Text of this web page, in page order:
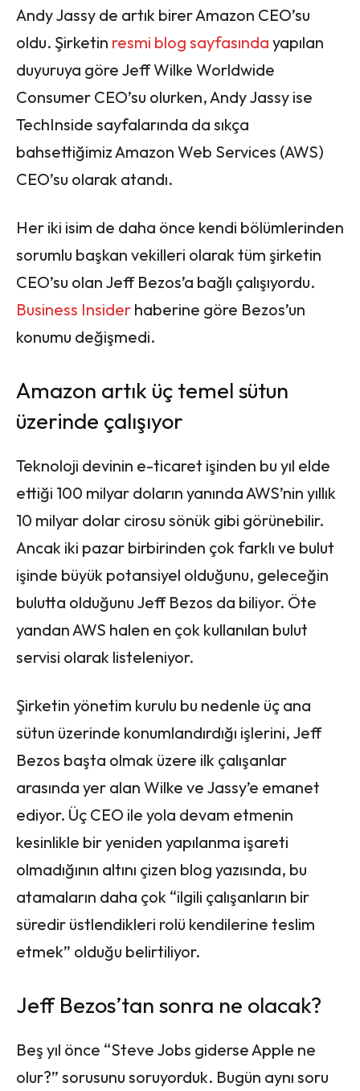
Andy Jassy de artık birer Amazon CEO’su
oldu. Şirketin resmi blog sayfasında yapılan
duyuruya göre Jeff Wilke Worldwide
Consumer CEO’su olurken, Andy Jassy ise
TechInside sayfalarında da sıkça
bahsettiğimiz Amazon Web Services (AWS)
CEO’su olarak atandı.
Her iki isim de daha önce kendi bölümlerinden
sorumlu başkan vekilleri olarak tüm şirketin
CEO’su olan Jeff Bezos’a bağlı çalışıyordu.
Business Insider haberine göre Bezos’un
konumu değişmedi.
Amazon artık üç temel sütun
üzerinde çalışıyor
Teknoloji devinin e-ticaret işinden bu yıl elde
ettiği 100 milyar doların yanında AWS’nin yıllık
10 milyar dolar cirosu sönük gibi görünebilir.
Ancak iki pazar birbirinden çok farklı ve bulut
işinde büyük potansiyel olduğunu, geleceğin
bulutta olduğunu Jeff Bezos da biliyor. Öte
yandan AWS halen en çok kullanılan bulut
servisi olarak listeleniyor.
Şirketin yönetim kurulu bu nedenle üç ana
sütun üzerinde konumlandırdığı işlerini, Jeff
Bezos başta olmak üzere ilk çalışanlar
arasında yer alan Wilke ve Jassy’e emanet
ediyor. Üç CEO ile yola devam etmenin
kesinlikle bir yeniden yapılanma işareti
olmadığının altını çizen blog yazısında, bu
atamaların daha çok “ilgili çalışanların bir
süredir üstlendikleri rolü kendilerine teslim
etmek” olduğu belirtiliyor.
Jeff Bezos’tan sonra ne olacak?
Beş yıl önce “Steve Jobs giderse Apple ne
olur?” sorusunu soruyorduk. Bugün aynı soru